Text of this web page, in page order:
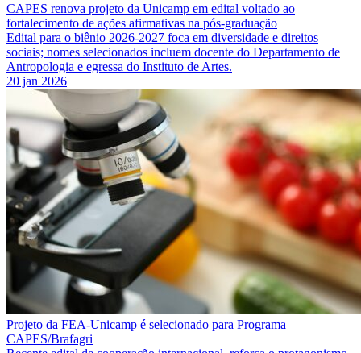
CAPES renova projeto da Unicamp em edital voltado ao
fortalecimento de ações afirmativas na pós-graduação
Edital para o biênio 2026-2027 foca em diversidade e direitos
sociais; nomes selecionados incluem docente do Departamento de
Antropologia e egressa do Instituto de Artes.
20 jan 2026
Projeto da FEA-Unicamp é selecionado para Programa
CAPES/Brafagri